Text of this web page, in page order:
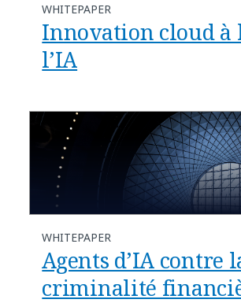
WHITEPAPER
Innovation cloud à
l’IA
WHITEPAPER
Agents d’IA contre
criminalité